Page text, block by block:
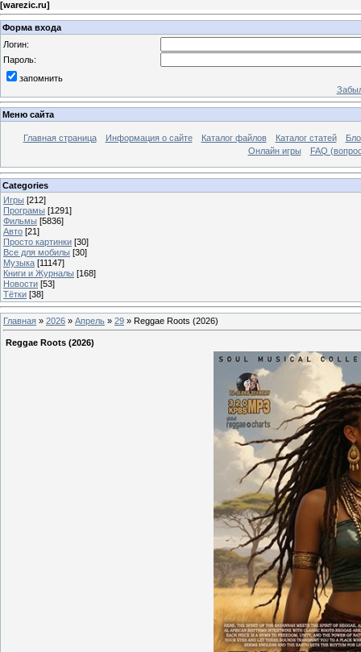
[warezic.ru]
Форма входа
Логин:
Пароль:
запомнить
Меню сайта
Главная страница Информация о сайте Каталог файлов Каталог статей
Онлайн игры
FAQ
Categories
Игры [212]
Програмы [1291]
Фильмы [5836]
Авто [21]
Просто картинки [30]
Все для мобилы [30]
Музыка [11147]
Книги и Журналы [168]
Новости [53]
Тётки [38]
Главная » 2026 » Апрель » 29 » Reggae Roots (2026)
Reggae Roots (2026)